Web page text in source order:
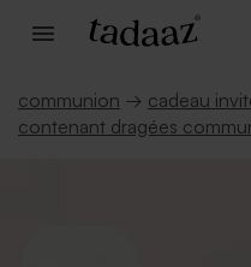
communion → cadeau
contenant dragées